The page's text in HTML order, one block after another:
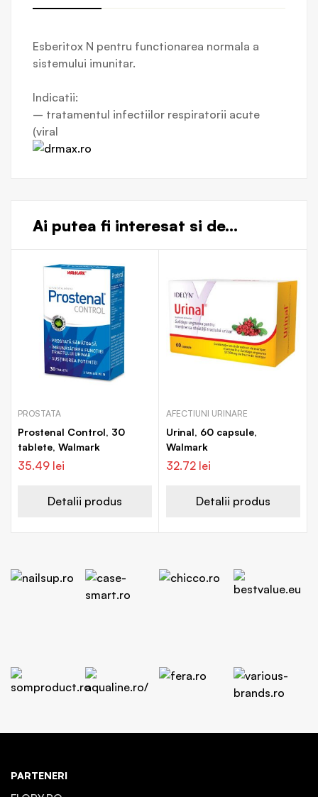
Esberitox N pentru functionarea normala a
sistemului imunitar.
Indicatii:
– tratamentul infectiilor respiratorii acute
(viral
Ai putea fi interesat si de...
PROSTATA
Prostenal Control, 30
tablete, Walmark
35.49 lei
Detalii produs
AFECTIUNI URINARE
Urinal, 60 capsule,
Walmark
32.72 lei
Detalii produs
PARTENERI